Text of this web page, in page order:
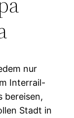
nur
Interrail-
bereisen,
Stadt in